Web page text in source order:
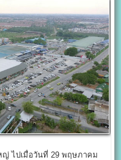
ญ่ ไปเมื่อวันที่ 29 พฤษภาคม